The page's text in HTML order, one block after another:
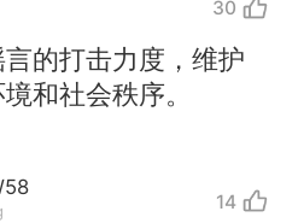
30
的打击力度，维护
和社会秩序。
14
万人报名的考试，成绩
，公平么？
唯一没有法定首都的国
改国名，总统就邀请中